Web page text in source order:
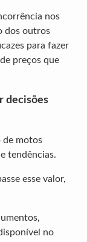
nos
dos outros
para fazer
preços que
decisões
de motos
tendências.
esse valor,
no